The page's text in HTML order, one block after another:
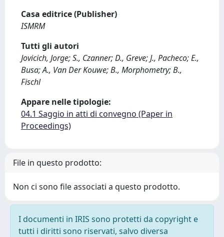
Casa editrice (Publisher)
ISMRM
Tutti gli autori
Jovicich, Jorge; S., Czanner; D., Greve; J., Pacheco; E.,
Busa; A., Van Der Kouwe; B., Morphometry; B.,
Fischl
Appare nelle tipologie:
04.1 Saggio in atti di convegno (Paper in
Proceedings)
File in questo prodotto:
Non ci sono file associati a questo prodotto.
I documenti in IRIS sono protetti da copyright e
tutti i diritti sono riservati, salvo diversa